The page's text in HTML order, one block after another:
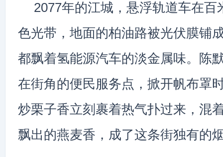
2077年的江城，悬浮轨道车在百
色光带，地面的柏油路被光伏膜铺
都飘着氢能源汽车的淡金属味。陈
在街角的便民服务点，掀开帆布罩
炒栗子香立刻裹着热气扑过来，混
飘出的燕麦香，成了这条街独有的